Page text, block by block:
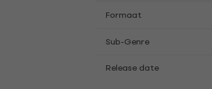
Formaat
Sub-Genre
Release date